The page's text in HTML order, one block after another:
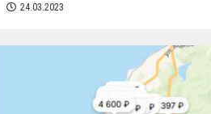
24.03.2023